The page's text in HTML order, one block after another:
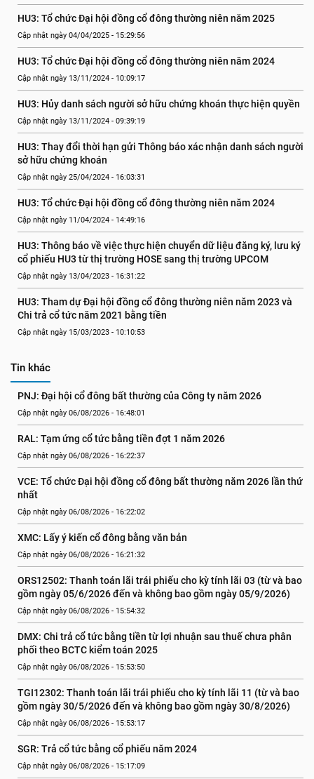
HU3: Tổ chức Đại hội đồng cổ đông thường niên năm 2025
Cập nhật ngày 04/04/2025 - 15:29:56
HU3: Tổ chức Đại hội đồng cổ đông thường niên năm 2024
Cập nhật ngày 13/11/2024 - 10:09:17
HU3: Hủy danh sách người sở hữu chứng khoán thực hiện quyền
Cập nhật ngày 13/11/2024 - 09:39:19
HU3: Thay đổi thời hạn gửi Thông báo xác nhận danh sách người
sở hữu chứng khoán
Cập nhật ngày 25/04/2024 - 16:03:31
HU3: Tổ chức Đại hội đồng cổ đông thường niên năm 2024
Cập nhật ngày 11/04/2024 - 14:49:16
HU3: Thông báo về việc thực hiện chuyển dữ liệu đăng ký, lưu ký
cổ phiếu HU3 từ thị trường HOSE sang thị trường UPCOM
Cập nhật ngày 13/04/2023 - 16:31:22
HU3: Tham dự Đại hội đồng cổ đông thường niên năm 2023 và
Chi trả cổ tức năm 2021 bằng tiền
Cập nhật ngày 15/03/2023 - 10:10:53
Tin khác
PNJ: Đại hội cổ đông bất thường của Công ty năm 2026
Cập nhật ngày 06/08/2026 - 16:48:01
RAL: Tạm ứng cổ tức bằng tiền đợt 1 năm 2026
Cập nhật ngày 06/08/2026 - 16:22:37
VCE: Tổ chức Đại hội đồng cổ đông bất thường năm 2026 lần thứ
nhất
Cập nhật ngày 06/08/2026 - 16:22:02
XMC: Lấy ý kiến cổ đông bằng văn bản
Cập nhật ngày 06/08/2026 - 16:21:32
ORS12502: Thanh toán lãi trái phiếu cho kỳ tính lãi 03 (từ và bao
gồm ngày 05/6/2026 đến và không bao gồm ngày 05/9/2026)
Cập nhật ngày 06/08/2026 - 15:54:32
DMX: Chi trả cổ tức bằng tiền từ lợi nhuận sau thuế chưa phân
phối theo BCTC kiểm toán 2025
Cập nhật ngày 06/08/2026 - 15:53:50
TGI12302: Thanh toán lãi trái phiếu cho kỳ tính lãi 11 (từ và bao
gồm ngày 30/5/2026 đến và không bao gồm ngày 30/8/2026)
Cập nhật ngày 06/08/2026 - 15:53:17
SGR: Trả cổ tức bằng cổ phiếu năm 2024
Cập nhật ngày 06/08/2026 - 15:17:09